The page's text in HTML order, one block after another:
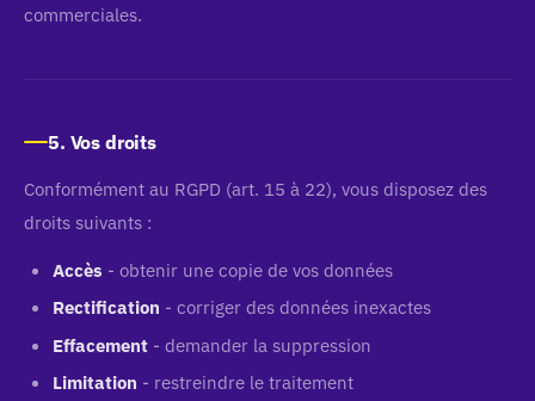
commerciales.
5. Vos droits
Conformément au RGPD (art. 15 à 22), vous disposez des
droits suivants :
Accès - obtenir une copie de vos données
Rectification - corriger des données inexactes
Effacement - demander la suppression
Limitation - restreindre le traitement